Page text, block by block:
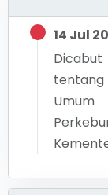
14 Jul
tentang